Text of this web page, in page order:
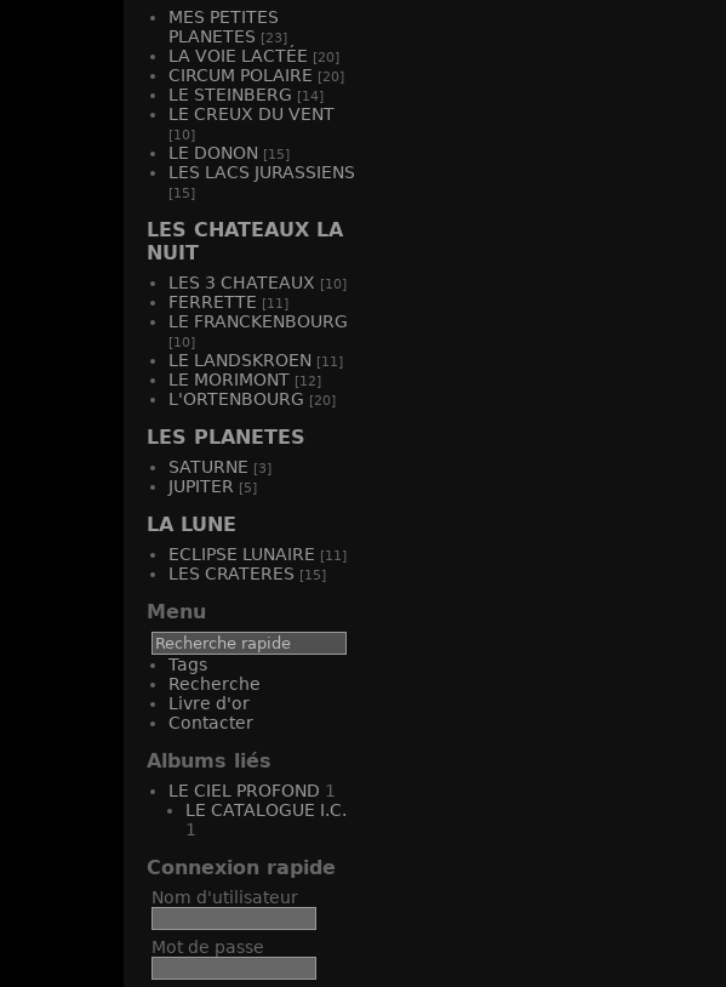
MES PETITES
PLANETES [23]
LA VOIE LACTÉE [20]
CIRCUM POLAIRE [20]
LE STEINBERG [14]
LE CREUX DU VENT
[10]
LE DONON [15]
LES LACS JURASSIENS
[15]
LES CHATEAUX LA
NUIT
LES 3 CHATEAUX [10]
FERRETTE [11]
LE FRANCKENBOURG
[10]
LE LANDSKROEN [11]
LE MORIMONT [12]
L'ORTENBOURG [20]
LES PLANETES
SATURNE [3]
JUPITER [5]
LA LUNE
ECLIPSE LUNAIRE [11]
LES CRATERES [15]
Menu
Tags
Recherche
Livre d'or
Contacter
Albums liés
LE CIEL PROFOND 1
LE CATALOGUE I.C.
1
Connexion rapide
Nom d'utilisateur
Mot de passe